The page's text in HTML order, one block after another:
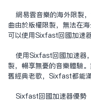
网易云音乐的海外限制
曲由于版权限制，无法在
可以使用Sixfast回国加速器
使用Sixfast回国加速器
制，畅享无忧的音乐体验
旧经典老歌，Sixfast都能
Sixfast回国加速器优势